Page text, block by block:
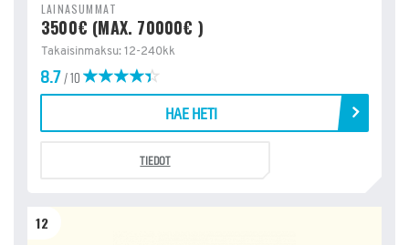
LAINASUMMAT
3500€ (MAX. 70000€ )
Takaisinmaksu: 12-240kk
8.7/ 10
HAE HETI
TIEDOT
12